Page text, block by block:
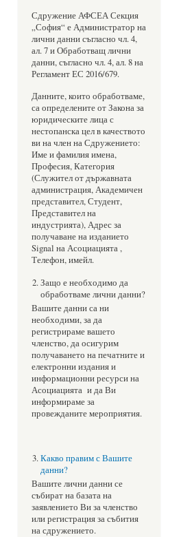
Сдружение АФСЕА Секция
„София“ е Администратор на
лични данни съгласно чл. 4,
ал. 7 и Обработващ лични
данни, съгласно чл. 4, ал. 8 на
Регламент ЕС 2016/679.
Данните, които обработваме,
са определените от Закона за
юридическите лица с
нестопанска цел в качеството
ви на член на Сдружението:
Име и фамилия имена,
Професия, Категория
(Служител от държавната
администрация, Академичен
представител, Студент,
Представител на
индустрията), Адрес за
получаване на изданието
Signal на Асоциацията ,
Телефон, имейл.
Защо е необходимо да
обработваме лични данни?
Вашите данни са ни
необходими, за да
регистрираме вашето
членство, да осигурим
получаването на печатните и
електронни издания и
информационни ресурси на
Асоциацията и да Ви
информираме за
провежданите мероприятия.
Какво правим с Вашите
данни?
Вашите лични данни се
събират на базата на
заявлението Ви за членство
или регистрация за събития
на сдружението.